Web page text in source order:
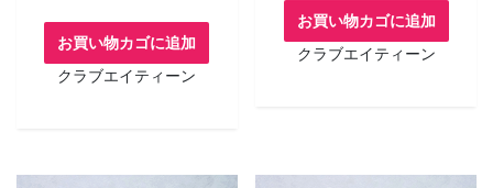
お買い物カゴに追加
クラブエイティーン
お買い物カゴに追加
クラブエイティーン